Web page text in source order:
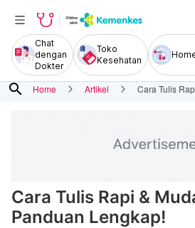
Chat
dengan
Dokter
Toko
Kesehatan
search Home Artikel Cara Tulis
Cara Tulis Rapi &
Panduan Lengkap!